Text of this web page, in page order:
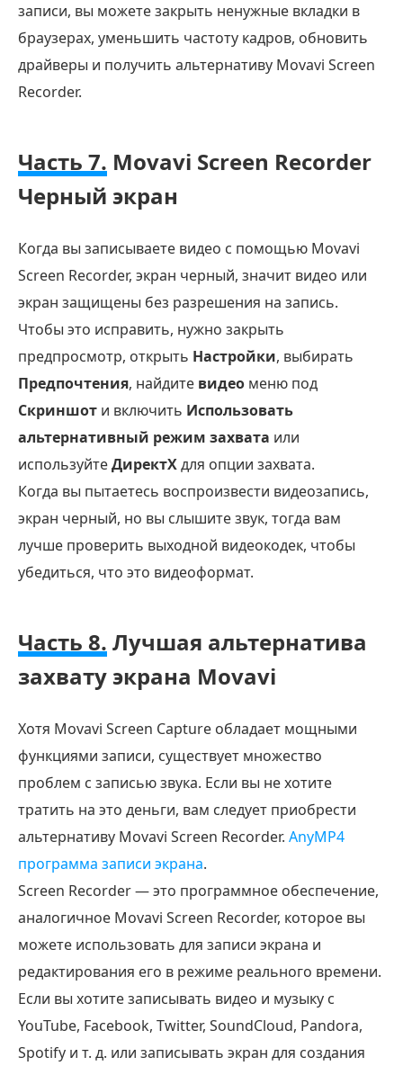
записи, вы можете закрыть ненужные вкладки в
браузерах, уменьшить частоту кадров, обновить
драйверы и получить альтернативу Movavi Screen
Recorder.
Часть 7. Movavi Screen Recorder
Черный экран
Когда вы записываете видео с помощью Movavi
Screen Recorder, экран черный, значит видео или
экран защищены без разрешения на запись.
Чтобы это исправить, нужно закрыть
предпросмотр, открыть Настройки, выбирать
Предпочтения, найдите видео меню под
Скриншот и включить Использовать
альтернативный режим захвата или
используйтеДиректХдля опции захвата.
Когда вы пытаетесь воспроизвести видеозапись,
экран черный, но вы слышите звук, тогда вам
лучше проверить выходной видеокодек, чтобы
убедиться, что это видеоформат.
Часть 8. Лучшая альтернатива
захвату экрана Movavi
Хотя Movavi Screen Capture обладает мощными
функциями записи, существует множество
проблем с записью звука. Если вы не хотите
тратить на это деньги, вам следует приобрести
альтернативу Movavi Screen Recorder. AnyMP4
программа записи экрана.
Screen Recorder — это программное обеспечение,
аналогичное Movavi Screen Recorder, которое вы
можете использовать для записи экрана и
редактирования его в режиме реального времени.
Если вы хотите записывать видео и музыку с
YouTube, Facebook, Twitter, SoundCloud, Pandora,
Spotify и т. д. или записывать экран для создания